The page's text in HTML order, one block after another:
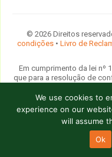
© 2026 Direitos
condições • Livro de
Em cumprimento da lei nº
que para a resolução de
contactada a comissão
entidade devidamente
We use cookies to
experience on our
will assume
Ok